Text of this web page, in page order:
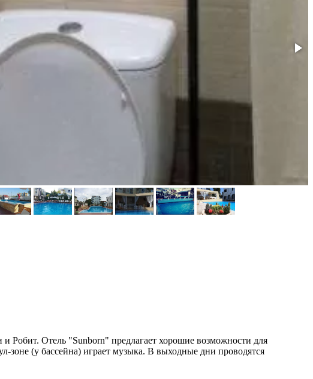
Робит. Отель "Sunborn" предлагаeт хорошие возможности для
(у бассейна) играет музыка. В выходные дни проводятся